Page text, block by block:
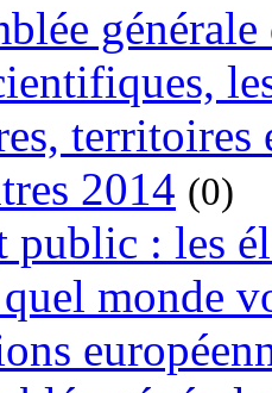
territoires
2014 (0)
public : les
monde